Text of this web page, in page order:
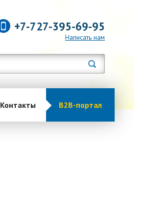
+7-727-395-69-95
Написать нам
Контакты B2B-портал